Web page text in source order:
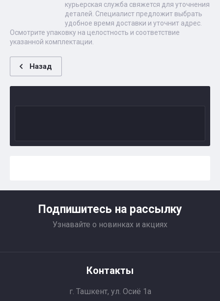
курьерская служба свяжется для уточнения
деталей. Специалист предложит выбрать
удобное время доставки и уточнит адрес.
Осмотрите упаковку на целостность и соответствие
указанной комплектации.
Назад
Подпишитесь на рассылку
Узнавайте о новинках и акциях
Контакты
г. Ташкент, ул. Осиё 1a